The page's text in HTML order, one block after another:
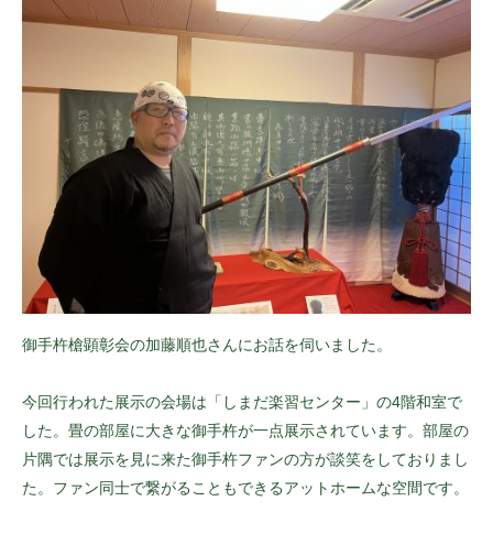
御手杵槍顕彰会の加藤順也さんにお話を伺いました。
今回行われた展示の会場は「しまだ楽習センター」の4階和室で
した。畳の部屋に大きな御手杵が一点展示されています。部屋の
片隅では展示を見に来た御手杵ファンの方が談笑をしておりまし
た。ファン同士で繋がることもできるアットホームな空間です。